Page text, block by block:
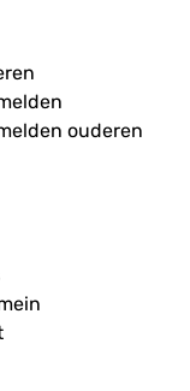
ouderen